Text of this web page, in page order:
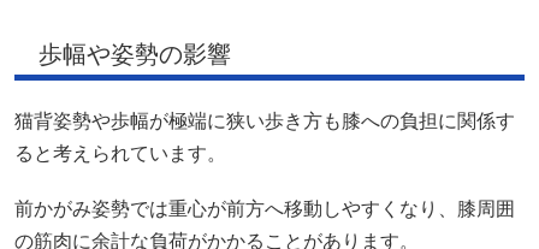
歩幅や姿勢の影響
猫背姿勢や歩幅が極端に狭い歩き方も膝への負担に関係す
ると考えられています。
前かがみ姿勢では重心が前方へ移動しやすくなり、膝周囲
の筋肉に余計な負荷がかかることがあります。